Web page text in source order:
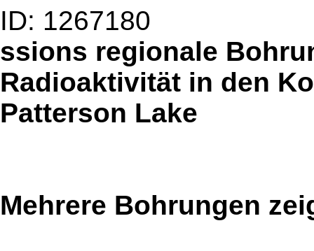
ID: 1267180
ssions regionale
Radioaktivität in den
Patterson Lake
Mehrere Bohrungen